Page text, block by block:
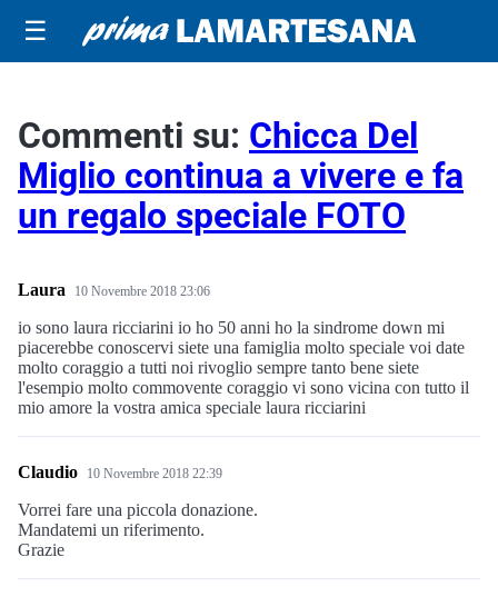
☰
Commenti su: Chicca Del
Miglio continua a vivere e fa
un regalo speciale FOTO
Laura 10 Novembre 2018 23:06
io sono laura ricciarini io ho 50 anni ho la sindrome down mi
piacerebbe conoscervi siete una famiglia molto speciale voi date
molto coraggio a tutti noi rivoglio sempre tanto bene siete
l'esempio molto commovente coraggio vi sono vicina con tutto il
mio amore la vostra amica speciale laura ricciarini
Claudio 10 Novembre 2018 22:39
Vorrei fare una piccola donazione.
Mandatemi un riferimento.
Grazie